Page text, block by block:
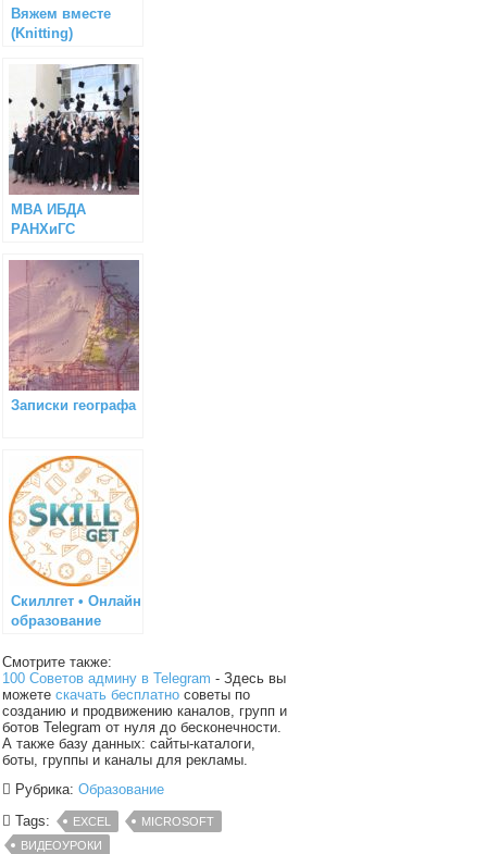
Вяжем вместе
(Knitting)
MBA ИБДА
РАНХиГС
Записки географа
Скиллгет • Онлайн
образование
Смотрите также:
100 Советов админу в Telegram - Здесь вы
можетескачать бесплатно советы по
созданию и продвижению каналов, групп и
ботов Telegram от нуля до бесконечности.
А также базу данных: сайты-каталоги,
боты, группы и каналы для рекламы.
Рубрика:Образование
Tags:
EXCEL
MICROSOFT
ВИДЕОУРОКИ